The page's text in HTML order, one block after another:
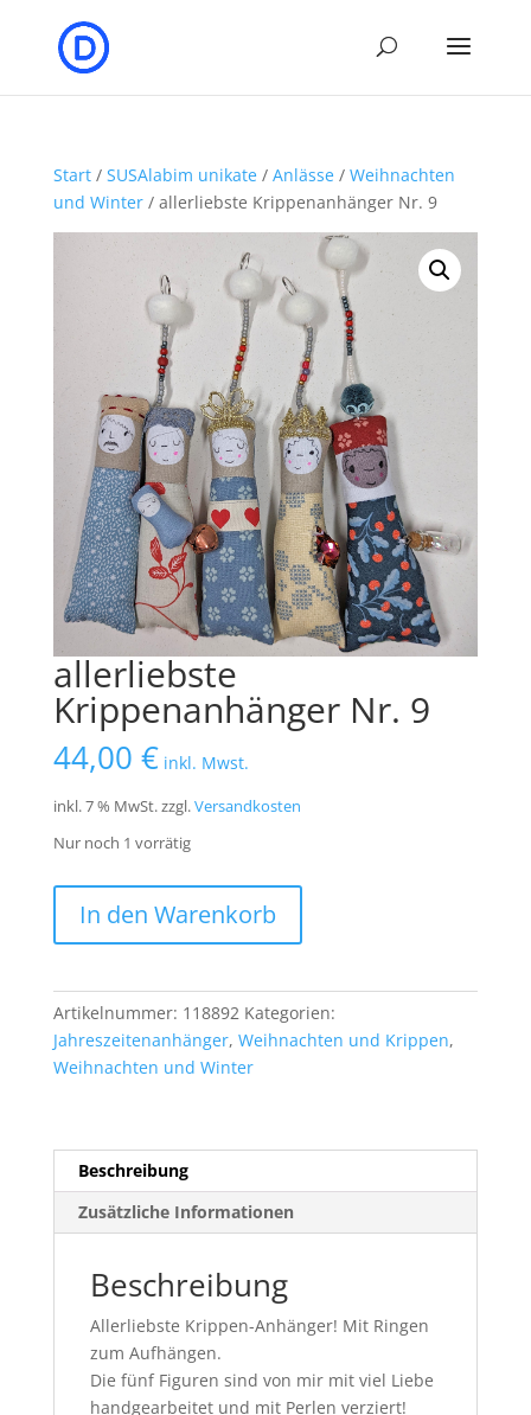
Start/ SUSAlabim unikate/ Anlässe/ Weihnachten
und Winter/ allerliebste Krippenanhänger Nr. 9
allerliebste
Krippenanhänger Nr. 9
44,00 € inkl. Mwst.
inkl. 7 % MwSt.zzgl.Versandkosten
Nur noch 1 vorrätig
Krippenanhänger
Menge
In den Warenkorb
Artikelnummer: 118892 Kategorien:
Jahreszeitenanhänger, Weihnachten und Krippen,
Weihnachten und Winter
Beschreibung
Zusätzliche Informationen
Beschreibung
Allerliebste Krippen-Anhänger! Mit Ringen
zum Aufhängen.
Die fünf Figuren sind von mir mit viel Liebe
handgearbeitet und mit Perlen verziert!